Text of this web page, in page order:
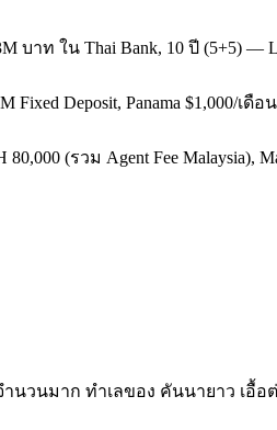
บาท ใน Thai Bank, 10 ปี (5+5) —
Deposit, Panama $1,000/เดือน
(รวม Agent Fee Malaysia),
วนมาก ทำเลของ คันนายาว เอื้